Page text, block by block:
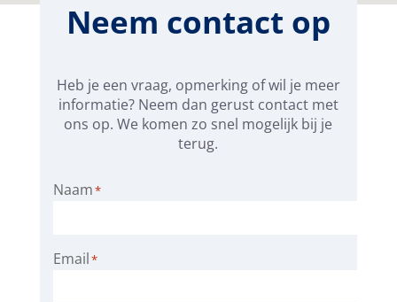
Neem contact op
Heb je een vraag, opmerking of wil je meer
informatie? Neem dan gerust contact met
ons op. We komen zo snel mogelijk bij je
terug.
Naam*
Email*